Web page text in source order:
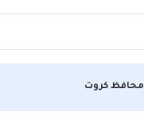
محافظ كروت